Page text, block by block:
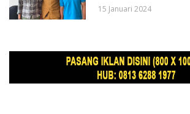
15 Januari 2024